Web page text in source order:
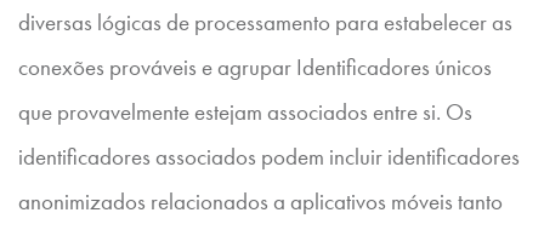
diversas lógicas de processamento para estabelecer as
conexões prováveis e agrupar Identificadores únicos
que provavelmente estejam associados entre si. Os
identificadores associados podem incluir identificadores
anonimizados relacionados a aplicativos móveis tanto